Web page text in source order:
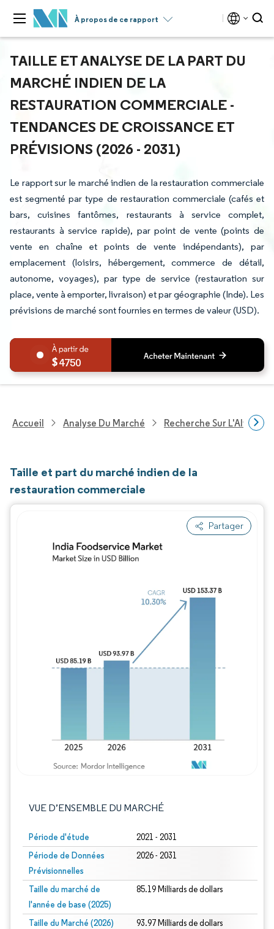
À propos de ce rapport
TAILLE ET ANALYSE DE LA PART DU
MARCHÉ INDIEN DE LA
RESTAURATION COMMERCIALE -
TENDANCES DE CROISSANCE ET
PRÉVISIONS (2026 - 2031)
Le rapport sur le marché indien de la restauration commerciale
est segmenté par type de restauration commerciale (cafés et
bars, cuisines fantômes, restaurants à service complet,
restaurants à service rapide), par point de vente (points de
vente en chaîne et points de vente indépendants), par
emplacement (loisirs, hébergement, commerce de détail,
autonome, voyages), par type de service (restauration sur
place, vente à emporter, livraison) et par géographie (Inde). Les
prévisions de marché sont fournies en termes de valeur (USD).
4750
Accueil Analyse Du Marché Recherche Sur
Taille et part du marché indien de la
restauration commerciale
Partager
VUE D’ENSEMBLE DU MARCHÉ
Période d'étude 2021 - 2031
Période de Données
Prévisionnelles
2026 - 2031
Taille du marché de
l'année de base (2025)
85.19 Milliards de dollars
Taille du Marché (2026) 93.97 Milliards de dollars